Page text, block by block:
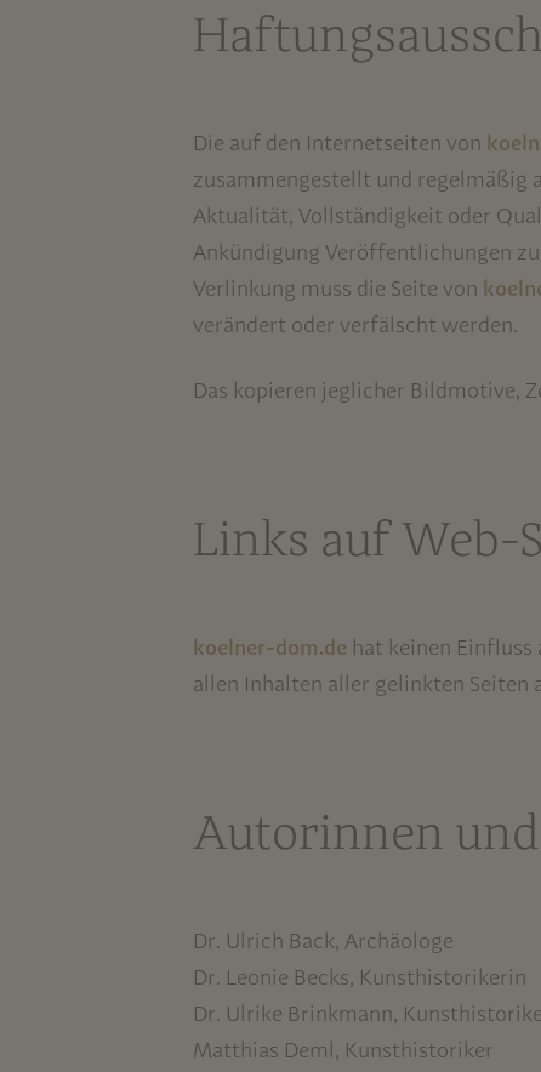
Die auf den Internetseiten von
zusammengestellt und regelmäßig
Aktualität, Vollständigkeit oder
Ankündigung Veröffentlichungen
Verlinkung muss die Seite von
verändert oder verfälscht werden.
Das kopieren jeglicher Bildmotive,
Links auf Web-
koelner-dom.de hat keinen
allen Inhalten aller gelinkten Seiten
Autorinnen
Dr. Ulrich Back, Archäologe
Dr. Leonie Becks, Kunsthistorikerin
Dr. Ulrike Brinkmann,
Matthias Deml, Kunsthistoriker